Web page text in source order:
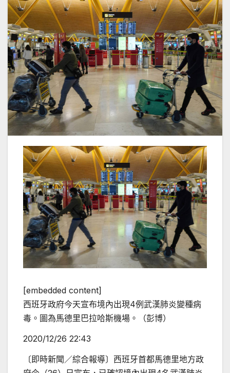
[embedded content]
西班牙政府今天宣布境內出現4例武漢肺炎變種病
毒。圖為馬德里巴拉哈斯機場。（彭博）
2020/12/26 22:43
〔即時新聞／綜合報導〕西班牙首都馬德里地方政